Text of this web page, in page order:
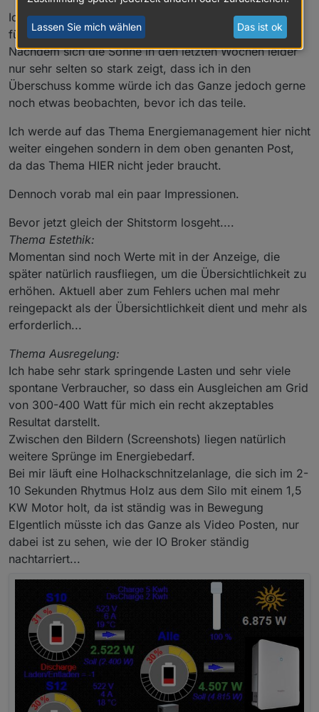
Ich habe in der Zwischenzeit ein Energiemanagement
für 2 WR mit 2Batterien recht stabil am laufen.
Nachdem sich die Sonne in den letzten Wochen leider
nur sehr selten so stark zeigt, dass ich in den
Überschuss komme würde ich das Ganze jedoch gerne
noch etwas beobachten, bevor ich das teile.
Ich werde auf das Thema Energiemanagement hier nicht
weiter eingehen sondern in dem oben genanten Post,
da das Thema HIER nicht jeder braucht.
Dennoch vorab mal ein paar Impressionen.
Bevor jetzt gleich der Shitstorm losgeht....
Thema Estethik:
Momentan sind noch Werte mit in der Anzeige, die
später natürlich rausfliegen, um die Übersichtlichkeit zu
erhöhen. Aktuell aber zum Fehlers uchen mal mehr
reingepackt als der Übersichtlichkeit dient und mehr als
erforderlich...
Thema Ausregelung:
Ich habe sehr stark springende Lasten und sehr viele
spontane Verbraucher, so dass ein Ausgleichen am Grid
von 300-400 Watt für mich ein recht akzeptables
Resultat darstellt.
Zwischen den Bildern (Screenshots) liegen natürlich
weitere Sprünge im Energiebedarf.
Bei mir läuft eine Holhackschnitzelanlage, die sich im 2-
10 Sekunden Rhytmus Holz aus dem Silo mit einem 1,5
KW Motor holt, da ist ständig was in Bewegung
EIgentlich müsste ich das Ganze als Video Posten, nur
dabei ist zu sehen, wie der IO Broker ständig
nachtarriert...
Lassen Sie mich wählen Das ist ok